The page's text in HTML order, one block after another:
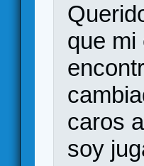
que mi
caros
soy